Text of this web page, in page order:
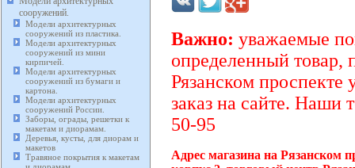
сооружений.
Модели архитектурных
сооружений из пластика.
Модели архитектурных
сооружений из мини
кирпичей.
Модели архитектурных
сооружений из бумаги и
картона.
Модели архитектурных
сооружений России.
Заборы, ограды, решетки к
макетам и диорамам.
Деревья, кусты, для диорам и
макетов
Травяное покрытия к макетам
Важно: уважаемые
определенный товар,
Рязанском проспекте
заказ на сайте. Наши
50-95
Адрес магазина на Рязанском